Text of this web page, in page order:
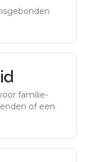
familie-
of een